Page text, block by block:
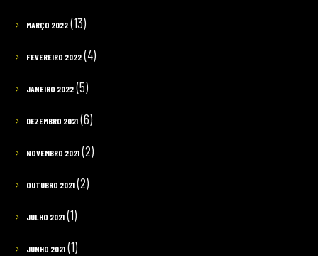
MARÇO 2022(13)
FEVEREIRO 2022(4)
JANEIRO 2022(5)
DEZEMBRO 2021(6)
NOVEMBRO 2021(2)
OUTUBRO 2021(2)
JULHO 2021(1)
JUNHO 2021(1)